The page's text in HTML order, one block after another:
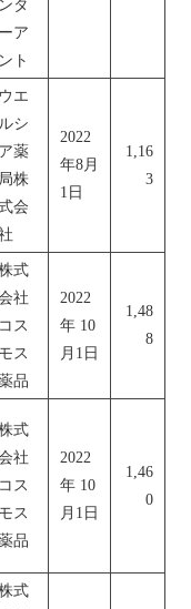
ンタ
ーア
ント
ウエ
ルシ
ア薬
局株
会
2022
年8月
1日
1,16
3
式
社
コス
モス
品
2022
年 10
月1日
1,48
8
式
社
コス
モス
品
2022
年 10
月1日
1,46
0
式